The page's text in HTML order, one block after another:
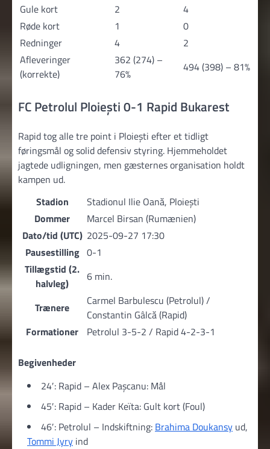
Gule kort
2
4
Røde kort
1
0
Redninger
4
2
Afleveringer
(korrekte)
362 (274) –
76%
494 (398) – 81%
FC Petrolul Ploiești 0-1 Rapid Bukarest
Rapid tog alle tre point i Ploiești efter et tidligt
føringsmål og solid defensiv styring. Hjemmeholdet
jagtede udligningen, men gæsternes organisation holdt
kampen ud.
Stadion
Stadionul Ilie Oană, Ploiești
Dommer
Marcel Birsan (Rumænien)
Dato/tid (UTC) 2025-09-27 17:30
Pausestilling 0-1
Tillægstid (2.
halvleg)
6 min.
Trænere
Carmel Barbulescu (Petrolul) /
Constantin Gâlcă (Rapid)
Formationer
Petrolul 3-5-2 / Rapid 4-2-3-1
Begivenheder
24′: Rapid – Alex Pașcanu: Mål
45′: Rapid – Kader Keïta: Gult kort (Foul)
46′: Petrolul – Indskiftning: Brahima Doukansy ud,
Tommi Jyry ind